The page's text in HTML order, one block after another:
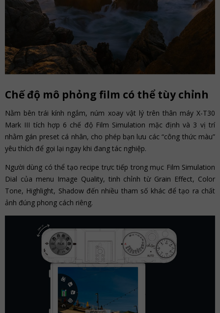
Chế độ mô phỏng film có thể tùy chỉnh
Nằm bên trái kính ngắm, núm xoay vật lý trên thân máy X-T30
Mark III tích hợp 6 chế độ Film Simulation mặc định và 3 vị trí
nhằm gán preset cá nhân, cho phép bạn lưu các “công thức màu”
yêu thích để gọi lại ngay khi đang tác nghiệp.
Người dùng có thể tạo recipe trực tiếp trong mục Film Simulation
Dial của menu Image Quality, tinh chỉnh từ Grain Effect, Color
Tone, Highlight, Shadow đến nhiều tham số khác để tạo ra chất
ảnh đúng phong cách riêng.